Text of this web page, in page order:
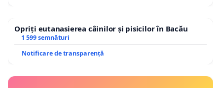
Opriți eutanasierea câinilor și pisicilor în Bacău
1 599 semnături
Notificare de transparență